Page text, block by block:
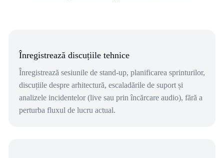
Înregistrează discuțiile tehnice
Înregistrează sesiunile de stand-up, planificarea sprinturilor,
discuțiile despre arhitectură, escaladările de suport și
analizele incidentelor (live sau prin încărcare audio), fără a
perturba fluxul de lucru actual.